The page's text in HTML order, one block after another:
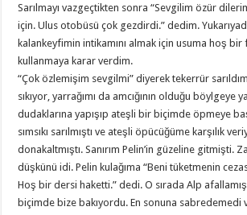
Sarılmayı vazgeçtikten sonra “Sevgilim özür
için. Ulus otobüsü çok gezdirdi.” dedim.
kalankeyfimin intikamını almak için usuma hoş
kullanmaya karar verdim.
“Çok özlemişim sevgilmi” diyerek tekerrür
sıkıyor, yarrağımı da amcığının olduğu böylgeye
dudaklarına yapışıp ateşli bir biçimde öpmeye
sımsıkı sarılmıştı ve ateşli öpücüğüme karşılık
donakaltmıştı. Sanırım Pelin’in güzeline gitmişti.
düşkünü idi. Pelin kulağıma “Beni tüketmenin
Hoş bir dersi haketti.” dedi. O sırada Alp
biçimde bize bakıyordu. En sonuna sabredemedi